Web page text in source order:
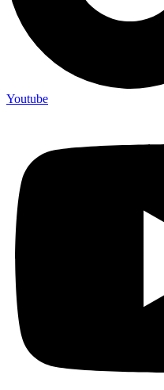
Youtube